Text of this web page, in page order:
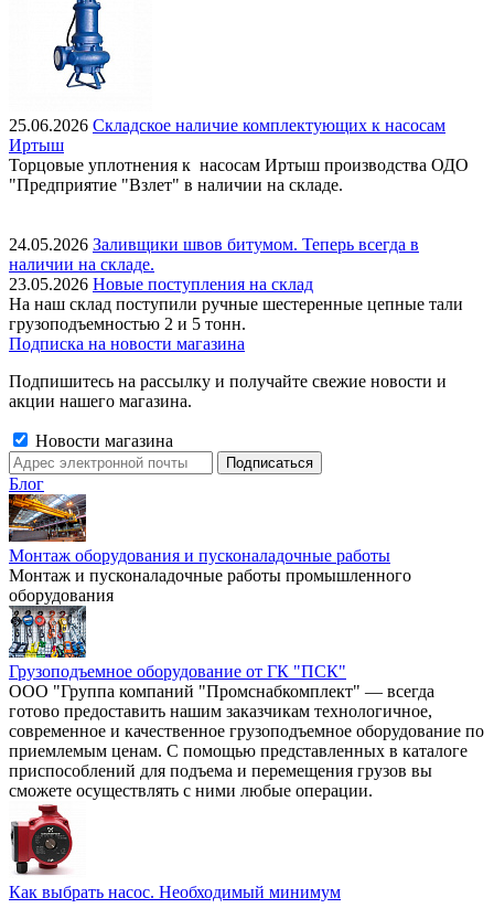
25.06.2026 Складское наличие комплектующих к насосам
Иртыш
Торцовые уплотнения к насосам Иртыш производства ОДО
"Предприятие "Взлет" в наличии на складе.
24.05.2026 Заливщики швов битумом. Теперь всегда в
наличии на складе.
23.05.2026 Новые поступления на склад
На наш склад поступили ручные шестеренные цепные тали
грузоподъемностью 2 и 5 тонн.
Подписка на новости магазина
Подпишитесь на рассылку и получайте свежие новости и
акции нашего магазина.
Новости магазина
Блог
Монтаж оборудования и пусконаладочные работы
Монтаж и пусконаладочные работы промышленного
оборудования
Грузоподъемное оборудование от ГК "ПСК"
ООО "Группа компаний "Промснабкомплект" — всегда
готово предоставить нашим заказчикам технологичное,
современное и качественное грузоподъемное оборудование по
приемлемым ценам. С помощью представленных в каталоге
приспособлений для подъема и перемещения грузов вы
сможете осуществлять с ними любые операции.
Как выбрать насос. Необходимый минимум